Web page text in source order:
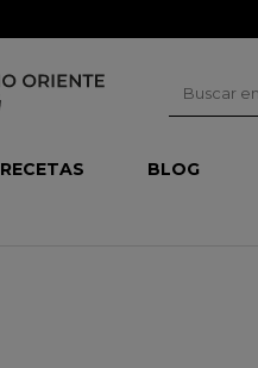
RECETAS BLOG